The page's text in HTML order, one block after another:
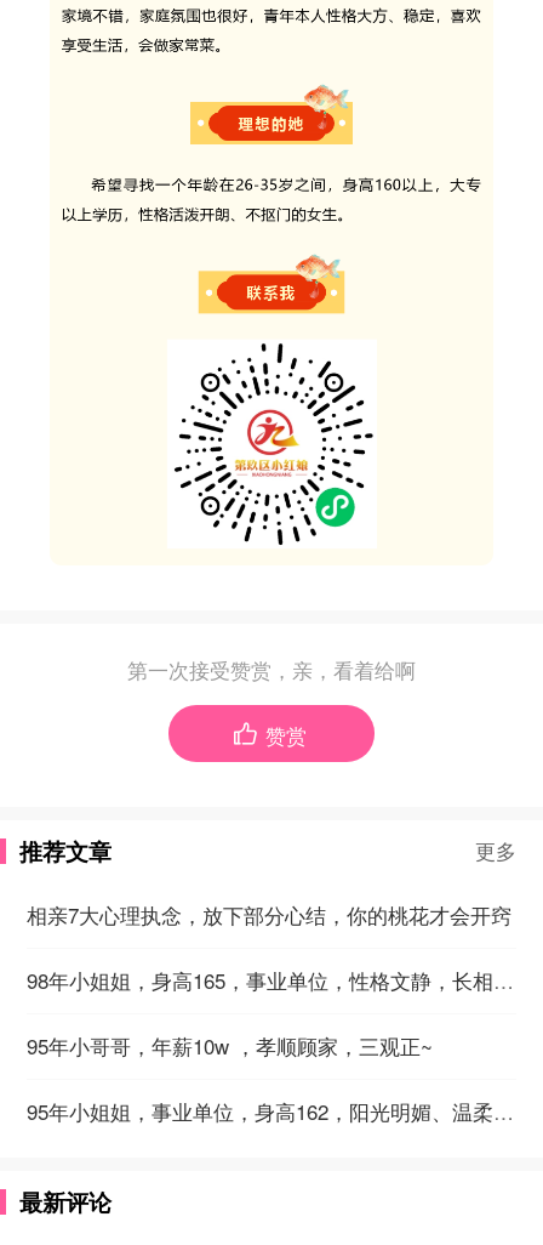
第一次接受赞赏，亲，看着给啊
 赞赏
推荐文章 更多
相亲7大心理执念，放下部分心结，你的桃花才会开窍
98年小姐姐，身高165，事业单位，性格文静，长相温柔~
95年小哥哥，年薪10w ，孝顺顾家，三观正~
95年小姐姐，事业单位，身高162，阳光明媚、温柔乐观~
最新评论